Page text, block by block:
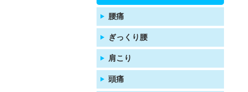
腰痛
ぎっくり腰
肩こり
頭痛